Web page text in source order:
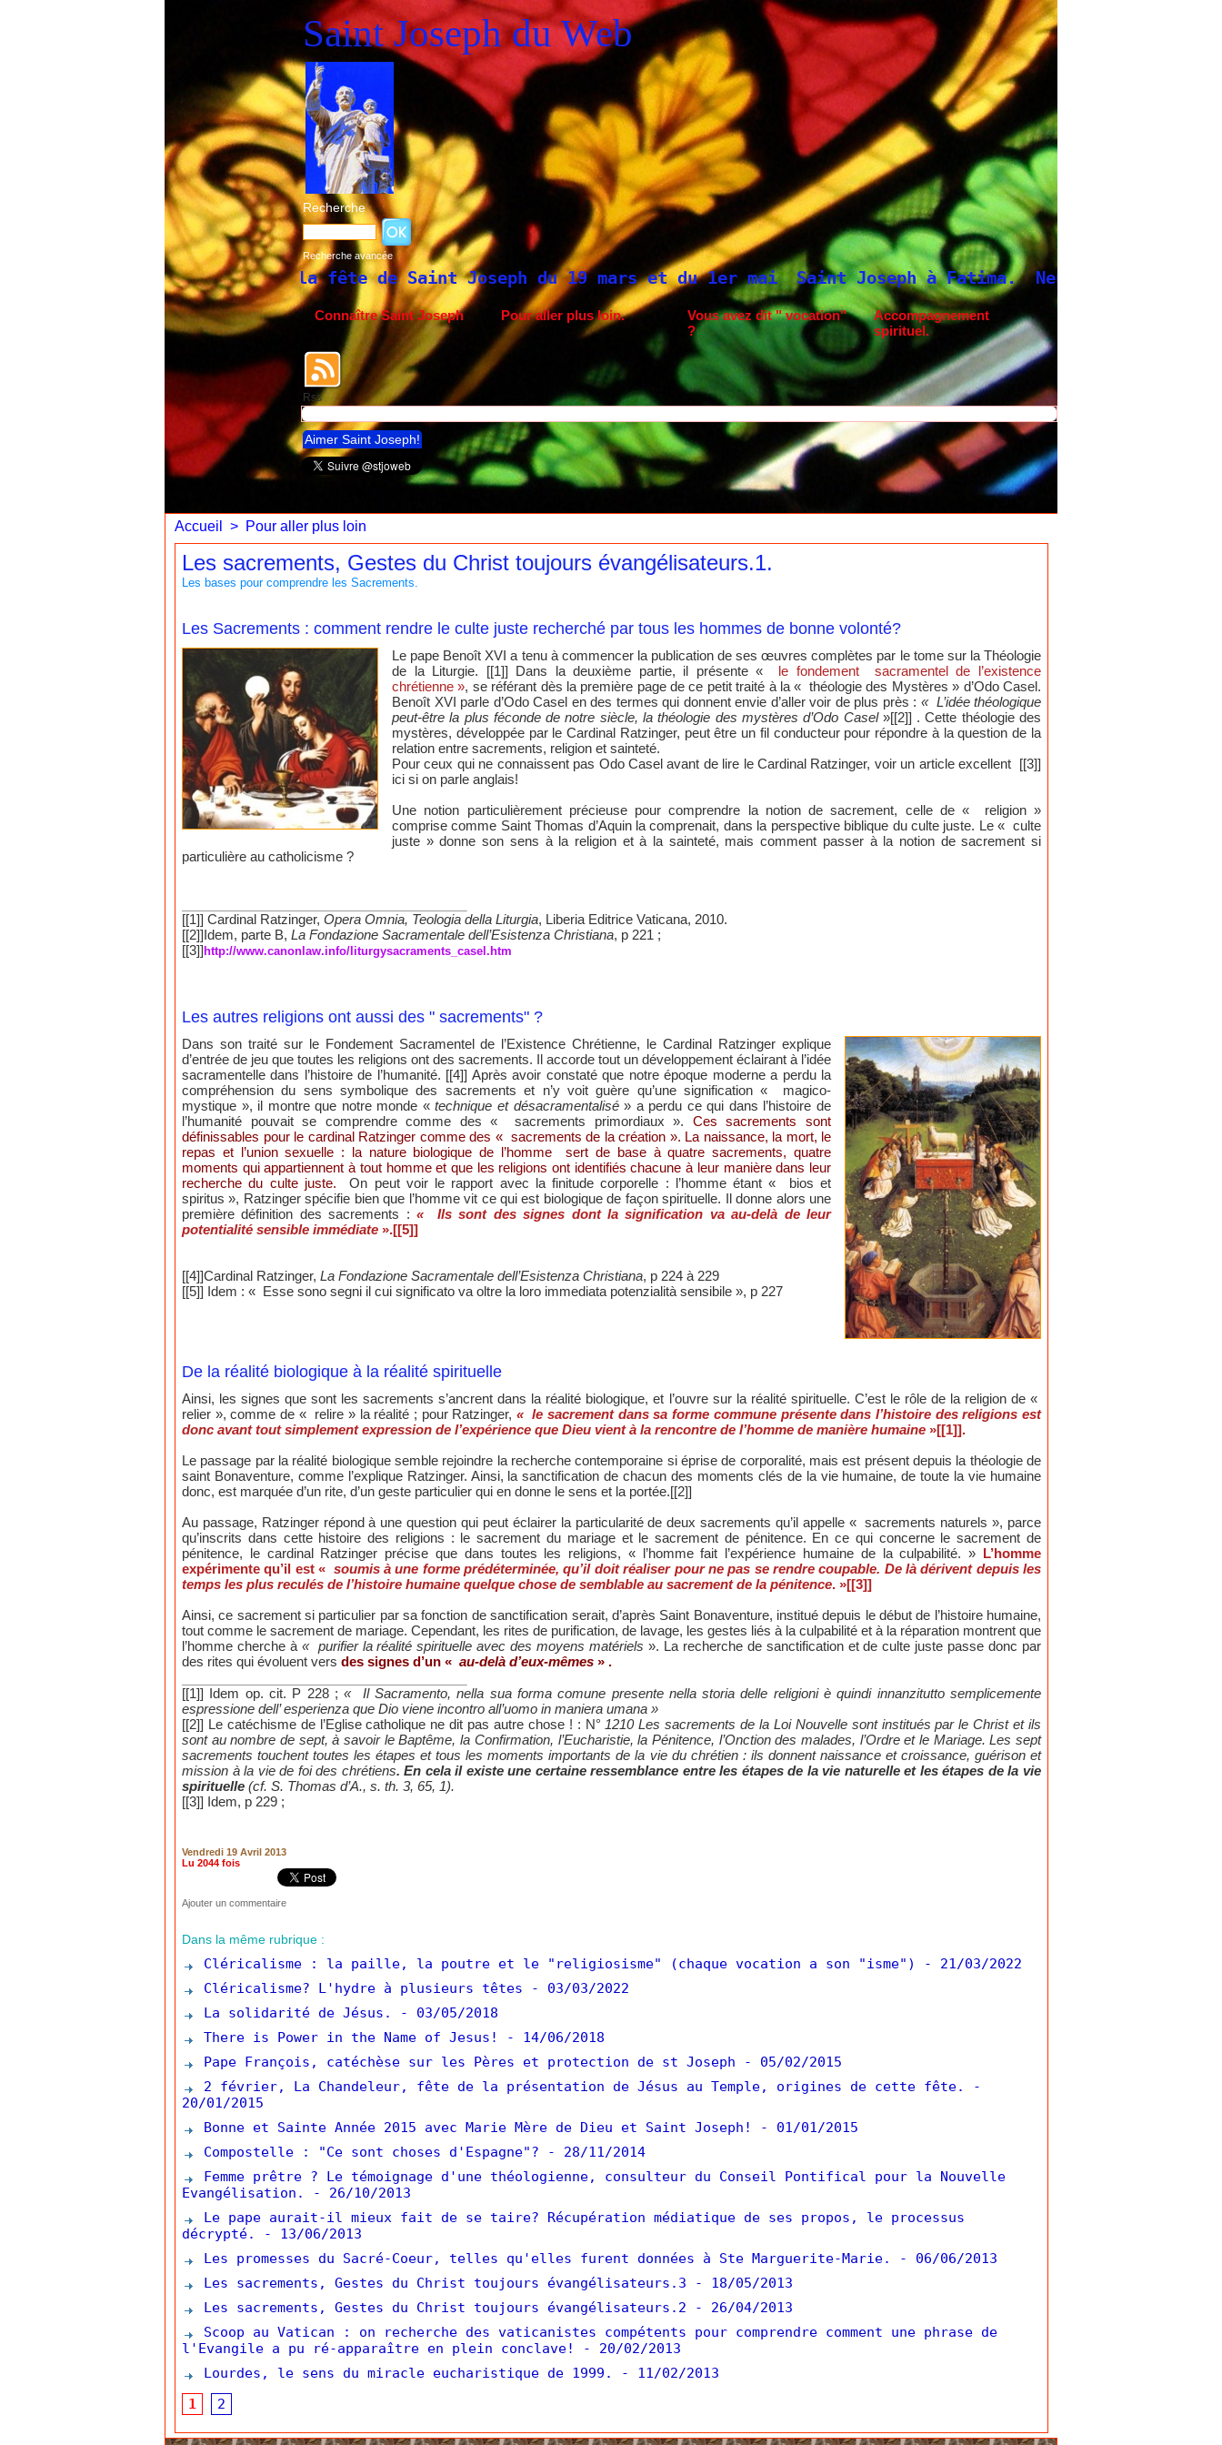
Saint Joseph du Web
Recherche
Recherche avancée
Historique de la fête de Saint Joseph du 19 mars et du 1er mai Saint Joseph à Fatima. Neuvaine à Saint Joseph
Connaître Saint Joseph Pour aller plus loin.
Vous avez dit " vocation"
?
Accompagnement
spirituel.
Rss
Aimer Saint Joseph!
Accueil > Pour aller plus loin
Les sacrements, Gestes du Christ toujours évangélisateurs.1.
Les bases pour comprendre les Sacrements.
Les Sacrements : comment rendre le culte juste recherché par tous les hommes de bonne volonté?
Le pape Benoît XVI a tenu à commencer la publication de ses œuvres complètes par le tome sur la Théologie
de la Liturgie. [[1]] Dans la deuxième partie, il présente «
le fondement sacramentel de l’existence
chrétienne », se référant dès la première page de ce petit traité à la « théologie des Mystères » d’Odo Casel.
Benoît XVI parle d’Odo Casel en des termes qui donnent envie d’aller voir de plus près : « L’idée théologique
peut-être la plus féconde de notre siècle, la théologie des mystères d’Odo Casel»[[2]] . Cette théologie des
mystères, développée par le Cardinal Ratzinger, peut être un fil conducteur pour répondre à la question de la
relation entre sacrements, religion et sainteté.
Pour ceux qui ne connaissent pas Odo Casel avant de lire le Cardinal Ratzinger, voir un article excellent [[3]]
ici si on parle anglais!
Une notion particulièrement précieuse pour comprendre la notion de sacrement, celle de « religion »
comprise comme Saint Thomas d’Aquin la comprenait, dans la perspective biblique du culte juste. Le « culte
juste » donne son sens à la religion et à la sainteté, mais comment passer à la notion de sacrement si
particulière au catholicisme ?
[[1]] Cardinal Ratzinger, Opera Omnia, Teologia della Liturgia, Liberia Editrice Vaticana, 2010.
[[2]]Idem, parte B, La Fondazione Sacramentale dell’Esistenza Christiana, p 221 ;
[[3]] http://www.canonlaw.info/liturgysacraments_casel.htm
Les autres religions ont aussi des " sacrements" ?
Dans son traité sur le Fondement Sacramentel de l’Existence Chrétienne, le Cardinal Ratzinger explique
d’entrée de jeu que toutes les religions ont des sacrements. Il accorde tout un développement éclairant à l’idée
sacramentelle dans l’histoire de l’humanité. [[4]] Après avoir constaté que notre époque moderne a perdu la
compréhension du sens symbolique des sacrements et n’y voit guère qu’une signification « magico-
mystique », il montre que notre monde «technique et désacramentalisé» a perdu ce qui dans l’histoire de
l’humanité pouvait se comprendre comme des « sacrements primordiaux ». Ces sacrements sont
définissables pour le cardinal Ratzinger comme des « sacrements de la création ». La naissance, la mort, le
repas et l’union sexuelle : la nature biologique de l’homme sert de base à quatre sacrements, quatre
moments qui appartiennent à tout homme et que les religions ont identifiés chacune à leur manière dans leur
recherche du culte juste. On peut voir le rapport avec la finitude corporelle : l’homme étant « bios et
spiritus », Ratzinger spécifie bien que l’homme vit ce qui est biologique de façon spirituelle. Il donne alors une
première définition des sacrements :« Ils sont des signes dont la signification va au-delà de leur
potentialité sensible immédiate ».[[5]]
[[4]]Cardinal Ratzinger, La Fondazione Sacramentale dell’Esistenza Christiana, p 224 à 229
[[5]] Idem : « Esse sono segni il cui significato va oltre la loro immediata potenzialità sensibile », p 227
De la réalité biologique à la réalité spirituelle
Ainsi, les signes que sont les sacrements s’ancrent dans la réalité biologique, et l’ouvre sur la réalité spirituelle. C’est le rôle de la religion de «
relier », comme de « relire » la réalité ; pour Ratzinger, « le sacrement dans sa forme commune présente dans l’histoire des religions est
donc avant tout simplement expression de l’expérience que Dieu vient à la rencontre de l’homme de manière humaine »[[1]].
Le passage par la réalité biologique semble rejoindre la recherche contemporaine si éprise de corporalité, mais est présent depuis la théologie de
saint Bonaventure, comme l’explique Ratzinger. Ainsi, la sanctification de chacun des moments clés de la vie humaine, de toute la vie humaine
donc, est marquée d’un rite, d’un geste particulier qui en donne le sens et la portée.[[2]]
Au passage, Ratzinger répond à une question qui peut éclairer la particularité de deux sacrements qu’il appelle « sacrements naturels », parce
qu’inscrits dans cette histoire des religions : le sacrement du mariage et le sacrement de pénitence. En ce qui concerne le sacrement de
pénitence, le cardinal Ratzinger précise que dans toutes les religions, « l’homme fait l’expérience humaine de la culpabilité. » L’homme
expérimente qu’il est « soumis à une forme prédéterminée, qu’il doit réaliser pour ne pas se rendre coupable. De là dérivent depuis les
temps les plus reculés de l’histoire humaine quelque chose de semblable au sacrement de la pénitence. »[[3]]
Ainsi, ce sacrement si particulier par sa fonction de sanctification serait, d’après Saint Bonaventure, institué depuis le début de l’histoire humaine,
tout comme le sacrement de mariage. Cependant, les rites de purification, de lavage, les gestes liés à la culpabilité et à la réparation montrent que
l’homme cherche à « purifier la réalité spirituelle avec des moyens matériels ». La recherche de sanctification et de culte juste passe donc par
des rites qui évoluent vers des signes d’un « au-delà d’eux-mêmes » .
[[1]] Idem op. cit. P 228 ;« Il Sacramento, nella sua forma comune presente nella storia delle religioni è quindi innanzitutto semplicemente
espressione dell’ esperienza que Dio viene incontro all’uomo in maniera umana »
[[2]] Le catéchisme de l’Eglise catholique ne dit pas autre chose ! : N° 1210 Les sacrements de la Loi Nouvelle sont institués par le Christ et ils
sont au nombre de sept, à savoir le Baptême, la Confirmation, l’Eucharistie, la Pénitence, l’Onction des malades, l’Ordre et le Mariage. Les sept
sacrements touchent toutes les étapes et tous les moments importants de la vie du chrétien : ils donnent naissance et croissance, guérison et
mission à la vie de foi des chrétiens. En cela il existe une certaine ressemblance entre les étapes de la vie naturelle et les étapes de la vie
spirituelle (cf. S. Thomas d’A., s. th. 3, 65, 1).
[[3]] Idem, p 229 ;
Vendredi 19 Avril 2013
Lu 2044 fois
Ajouter un commentaire
Dans la même rubrique :
Cléricalisme : la paille, la poutre et le "religiosisme" (chaque vocation a son "isme")
- 21/03/2022
Cléricalisme? L'hydre à plusieurs têtes
- 03/03/2022
La solidarité de Jésus.
- 03/05/2018
There is Power in the Name of Jesus!
- 14/06/2018
Pape François, catéchèse sur les Pères et protection de st Joseph
- 05/02/2015
2 février, La Chandeleur, fête de la présentation de Jésus au Temple, origines de cette fête.
-
20/01/2015
Bonne et Sainte Année 2015 avec Marie Mère de Dieu et Saint Joseph!
- 01/01/2015
Compostelle : "Ce sont choses d'Espagne"?
- 28/11/2014
Femme prêtre ? Le témoignage d'une théologienne, consulteur du Conseil Pontifical pour la Nouvelle
Evangélisation.
- 26/10/2013
Le pape aurait-il mieux fait de se taire? Récupération médiatique de ses propos, le processus
décrypté.
- 13/06/2013
Les promesses du Sacré-Coeur, telles qu'elles furent données à Ste Marguerite-Marie.
- 06/06/2013
Les sacrements, Gestes du Christ toujours évangélisateurs.3
- 18/05/2013
Les sacrements, Gestes du Christ toujours évangélisateurs.2
- 26/04/2013
Scoop au Vatican : on recherche des vaticanistes compétents pour comprendre comment une phrase de
l'Evangile a pu ré-apparaître en plein conclave!
- 20/02/2013
Lourdes, le sens du miracle eucharistique de 1999.
- 11/02/2013
1
2